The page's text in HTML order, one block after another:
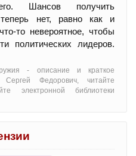
Шансов получить
нет, равно как и
то невероятное, чтобы
политических лидеров.
- oписание и краткое
Федорович, читайте
электронной библиотеки